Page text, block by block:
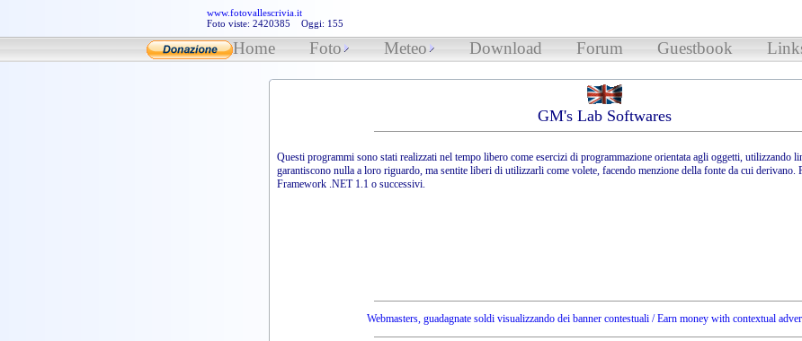
www.fotovallescrivia.it
Foto viste: 2420385 Oggi: 155
Home Foto Meteo Download Forum Guestbook
GM's Lab Softwares
Questi programmi sono stati realizzati nel tempo libero come esercizi di programmazione orientata agli oggetti, utilizzando
garantiscono nulla a loro riguardo, ma sentite liberi di utilizzarli come volete, facendo menzione della fonte da cui derivano.
Framework .NET 1.1 o successivi.
Webmasters, guadagnate soldi visualizzando dei banner contestuali / Earn money with contextual